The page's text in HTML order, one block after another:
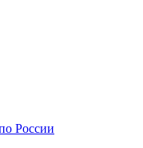
России